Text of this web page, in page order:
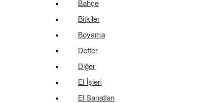
Bahçe
Bitkiler
Boyama
Defter
Diğer
El İşleri
El Sanatları